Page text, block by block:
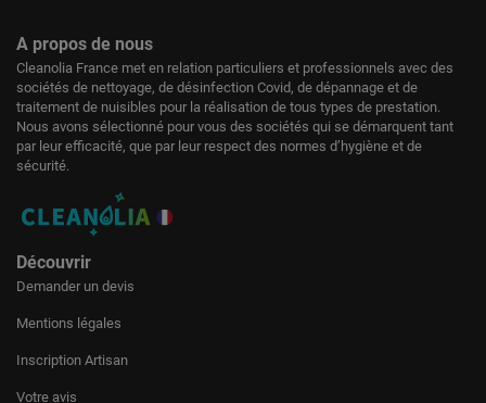
A propos de nous
Cleanolia France met en relation particuliers et professionnels avec des
sociétés de nettoyage, de désinfection Covid, de dépannage et de
traitement de nuisibles pour la réalisation de tous types de prestation.
Nous avons sélectionné pour vous des sociétés qui se démarquent tant
par leur efficacité, que par leur respect des normes d’hygiène et de
sécurité.
Découvrir
Demander un devis
Mentions légales
Inscription Artisan
Votre avis